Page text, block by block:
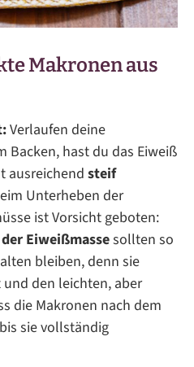
Makronen aus
Verlaufen deine
Backen, hast du das Eiweiß
ausreichend steif
Unterheben der
ist Vorsicht geboten:
Eiweißmassesollten so
bleiben, denn sie
den leichten, aber
die Makronen nach dem
sie vollständig